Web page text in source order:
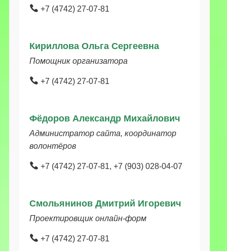
+7 (4742) 27-07-81
Кириллова Ольга Сергеевна
Помощник организатора
+7 (4742) 27-07-81
Фёдоров Александр Михайлович
Администратор сайта, координатор
волонтёров
+7 (4742) 27-07-81, +7 (903) 028-04-07
Смольянинов Дмитрий Игоревич
Проектировщик онлайн-форм
+7 (4742) 27-07-81